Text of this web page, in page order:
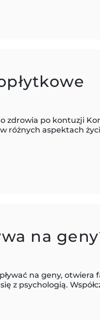
zdrowia po kontuzji
różnych aspektach
na
na geny, otwiera
z psychologią.